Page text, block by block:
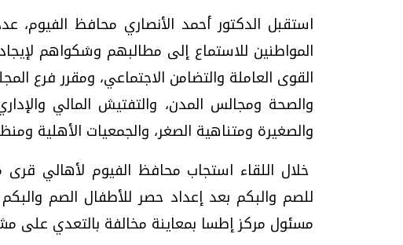
المواطنين للاستماع إلى مطالبهم وشكواهم
القوى العاملة والتضامن الاجتماعي، ومقرر فرع
والصحة ومجالس المدن، والتفتيش المالي
والصغيرة ومتناهية الصغر، والجمعيات الأهلية
خلال اللقاء استجاب محافظ الفيوم لأهالي
للصم والبكم بعد إعداد حصر للأطفال الصم
مسئول مركز إطسا بمعاينة مخالفة بالتعدي على
فيديو.. الإعلام الرقمي..
وتحديات هائلة
الخميس، 30 يوليو 2026 01:09 م
موجات الطقس الساخنة.. لماذا تحدث وكيف